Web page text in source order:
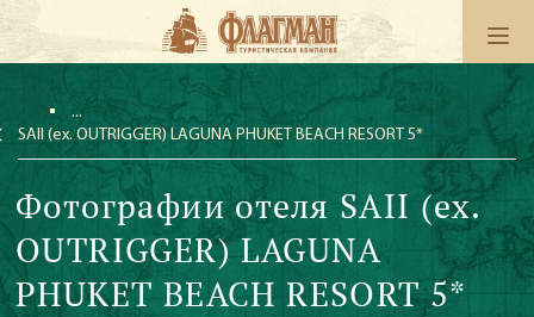
SAII (ex. OUTRIGGER) LAGUNA PHUKET BEACH RESORT 5*
Фотографии отеля SAII (ex.
OUTRIGGER) LAGUNA
PHUKET BEACH RESORT 5*